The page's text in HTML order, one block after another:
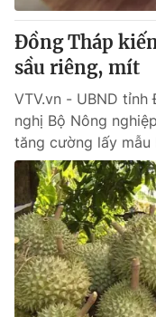
Tư vấn
Chuyên mục khác
Emagazine
Photo
Video
VTV Money
VTV Sức khoẻ
Đồng Tháp
sầu riêng, mít
VTV.vn - UBND
nghị Bộ Nông
tăng cường lấy mẫu